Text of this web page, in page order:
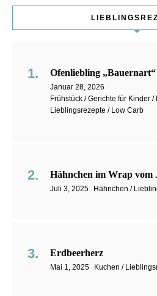
Ofenliebling „Bauernart“
Januar 28, 2026
Frühstück / Gerichte für Kinder /
Lieblingsrezepte / Low Carb
Hähnchen im Wrap vom
Juli 3, 2025 Hähnchen /
Erdbeerherz
Mai 1, 2025 Kuchen /